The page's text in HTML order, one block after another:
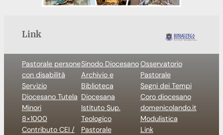
Link
Pastorale persone
con disabilità
Servizio
Diocesano Tutela
Minori
8×1000
Contributo CEI /
Sinodo Diocesano
Archivio e
Biblioteca
Diocesana
Istituto Sup.
Teologico
Pastorale
Osservatorio
Pastorale
Segni dei Tempi
Coro diocesano
domenicolando.it
Modulistica
Link